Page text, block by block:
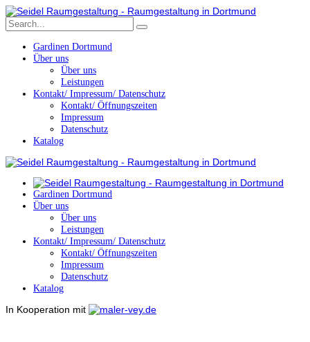
Gardinen Dortmund
Über uns
Über uns
Leistungen
Kontakt/ Impressum/ Datenschutz
Kontakt/ Öffnungszeiten
Impressum
Datenschutz
Katalog
Gardinen Dortmund
Über uns
Über uns
Leistungen
Kontakt/ Impressum/ Datenschutz
Kontakt/ Öffnungszeiten
Impressum
Datenschutz
Katalog
In Kooperation mit